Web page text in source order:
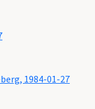
1984-01-27